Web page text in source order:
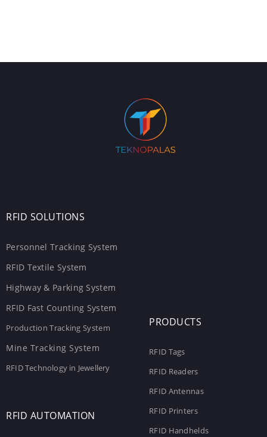
RFID SOLUTIONS
Personnel Tracking System
RFID Textile System
Highway & Parking System
RFID Fast Counting System
Production Tracking System
Mine Tracking System
RFID Technology in Jewellery
RFID AUTOMATION
PRODUCTS
RFID Tags
RFID Readers
RFID Antennas
RFID Printers
RFID Handhelds